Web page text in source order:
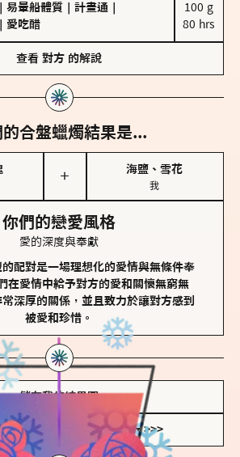
易暈船體質 計畫通
愛吃醋
100 g
80 hrs
查看 對方 的解說
的合盤蠟燭結果是...
＋
海鹽、雪花
我
你們的戀愛風格
愛的深度與奉獻
配對是一場理想化的愛情與無條件奉
在愛情中給予對方的愛和關懷無窮無
深厚的關係，並且致力於讓對方感到
被愛和珍惜。
儲存我的結果圖
查看香氛類型全解析 >>>